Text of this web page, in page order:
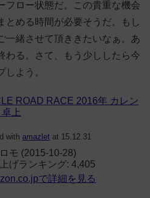
フロー状態だ。この貴重な機会
とめる時間が必要そうだ。もし
一緒させて頂ききたいなぁ。あ
わる。さて、もう少ししたら今
よう。
ROAD RACE 2016年 カレン
上
with amazlet at 15.12.31
モ (2015-10-28)
げランキング: 4,405
で詳細を見る